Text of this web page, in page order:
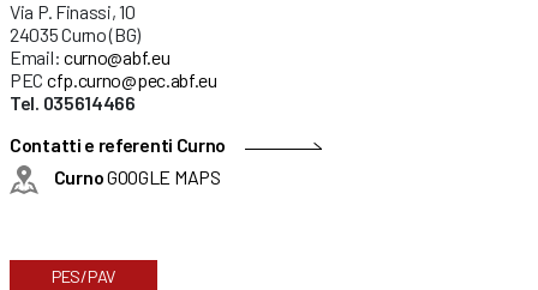
Via P. Finassi, 10
24035 Curno (BG)
Email: curno@abf.eu
PEC cfp.curno@pec.abf.eu
Tel. 035614466
Contatti e referenti Curno
CurnoGOOGLE MAPS
PES/PAV